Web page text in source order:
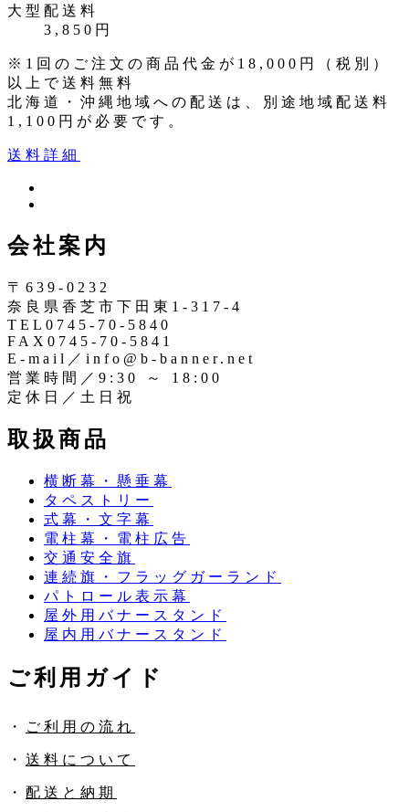
大型配送料
3,850円
※1回のご注文の商品代金が18,000円（税別）
以上で送料無料
北海道・沖縄地域への配送は、別途地域配送料
1,100円が必要です。
送料詳細
タ
ス
会社案内
〒639-0232
奈良県香芝市下田東1-317-4
TEL0745-70-5840
FAX0745-70-5841
E-mail／info@b-banner.net
営業時間／9:30 ～ 18:00
定休日／土日祝
取扱商品
横断幕・懸垂幕
タペストリー
式幕・文字幕
電柱幕・電柱広告
交通安全旗
連続旗・フラッグガーランド
パトロール表示幕
屋外用バナースタンド
屋内用バナースタンド
ご利用ガイド
・ ご利用の流れ
・ 送料について
・ 配送と納期